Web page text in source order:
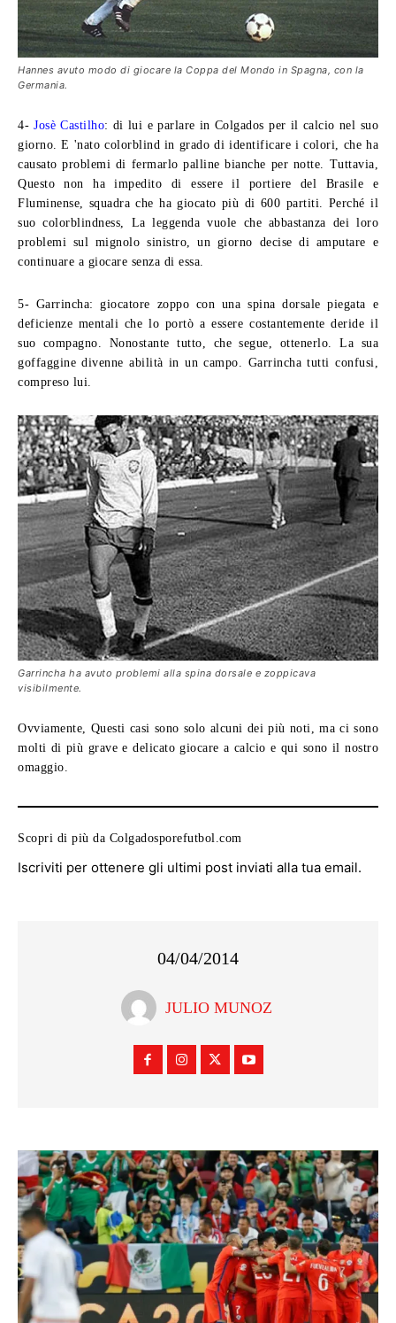
Hannes avuto modo di giocare la Coppa del Mondo in Spagna, con la
Germania.
4-Josè Castilho: di lui e parlare in Colgados per il calcio nel suo
giorno. E 'nato colorblind in grado di identificare i colori, che ha
causato problemi di fermarlo palline bianche per notte. Tuttavia,
Questo non ha impedito di essere il portiere del Brasile e
Fluminense, squadra che ha giocato più di 600 partiti. Perché il
suo colorblindness, La leggenda vuole che abbastanza dei loro
problemi sul mignolo sinistro, un giorno decise di amputare e
continuare a giocare senza di essa.
5- Garrincha: giocatore zoppo con una spina dorsale piegata e
deficienze mentali che lo portò a essere costantemente deride il
suo compagno. Nonostante tutto, che segue, ottenerlo. La sua
goffaggine divenne abilità in un campo. Garrincha tutti confusi,
compreso lui.
Garrincha ha avuto problemi alla spina dorsale e zoppicava
visibilmente.
Ovviamente, Questi casi sono solo alcuni dei più noti, ma ci sono
molti di più grave e delicato giocare a calcio e qui sono il nostro
omaggio.
Scopri di più da Colgadosporefutbol.com
Iscriviti per ottenere gli ultimi post inviati alla tua email.
04/04/2014
JULIO MUNOZ